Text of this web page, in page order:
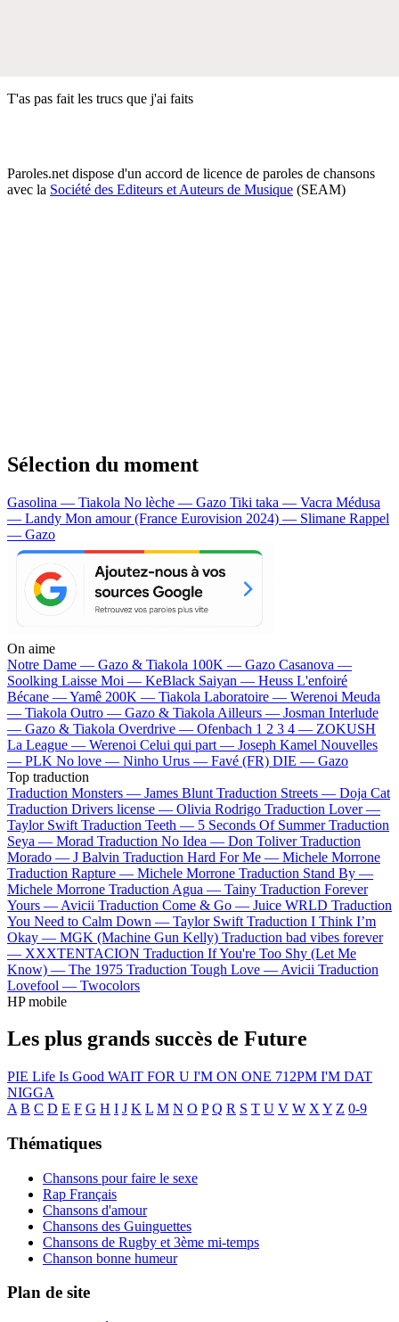
T'as pas fait les trucs que j'ai faits
Paroles.net dispose d'un accord de licence de paroles de chansons
avec la Société des Editeurs et Auteurs de Musique (SEAM)
Sélection du moment
Gasolina — Tiakola No lèche — Gazo Tiki taka — Vacra Médusa
— Landy Mon amour (France Eurovision 2024) — Slimane Rappel
— Gazo
On aime
Notre Dame — Gazo & Tiakola 100K — Gazo Casanova —
Soolking Laisse Moi — KeBlack Saiyan — Heuss L'enfoiré
Bécane —Yamê 200K — Tiakola Laboratoire — Werenoi Meuda
— Tiakola Outro — Gazo & Tiakola Ailleurs — Josman Interlude
— Gazo & Tiakola Overdrive — Ofenbach 1 2 3 4 — ZOKUSH
La League — Werenoi Celui qui part — Joseph Kamel Nouvelles
— PLK No love — Ninho Urus — Favé (FR) DIE — Gazo
Top traduction
Traduction Monsters — James Blunt Traduction Streets — Doja Cat
Traduction Drivers license — Olivia Rodrigo Traduction Lover —
Taylor Swift Traduction Teeth — 5 Seconds Of Summer Traduction
Seya — Morad Traduction No Idea — Don Toliver Traduction
Morado — J Balvin Traduction Hard For Me — Michele Morrone
Traduction Rapture — Michele Morrone Traduction Stand By —
Michele Morrone Traduction Agua — Tainy Traduction Forever
Yours — Avicii Traduction Come & Go — Juice WRLD Traduction
You Need to Calm Down — Taylor Swift Traduction I Think I’m
Okay — MGK (Machine Gun Kelly) Traduction bad vibes forever
— XXXTENTACION Traduction If You're Too Shy (Let Me
Know) — The 1975 Traduction Tough Love — Avicii Traduction
Lovefool — Twocolors
HP mobile
Les plus grands succès de Future
PIE Life Is Good WAIT FOR U I'M ON ONE 712PM I'M DAT
NIGGA
A B C D E F G H I J K L M N O P Q R S T U V W X Y Z 0-9
Thématiques
Chansons pour faire le sexe
Rap Français
Chansons d'amour
Chansons des Guinguettes
Chansons de Rugby et 3ème mi-temps
Chanson bonne humeur
Plan de site